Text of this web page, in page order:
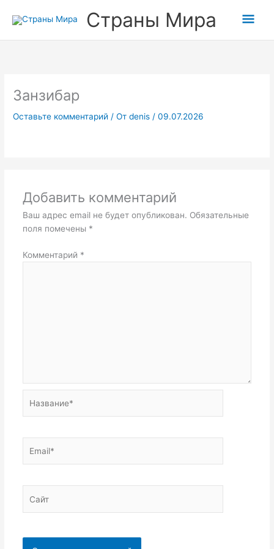
Страны Мира
Занзибар
Оставьте комментарий / Отdenis/09.07.2026
Добавить комментарий
Ваш адрес email не будет опубликован. Обязательные
поля помечены *
Комментарий *
вверх